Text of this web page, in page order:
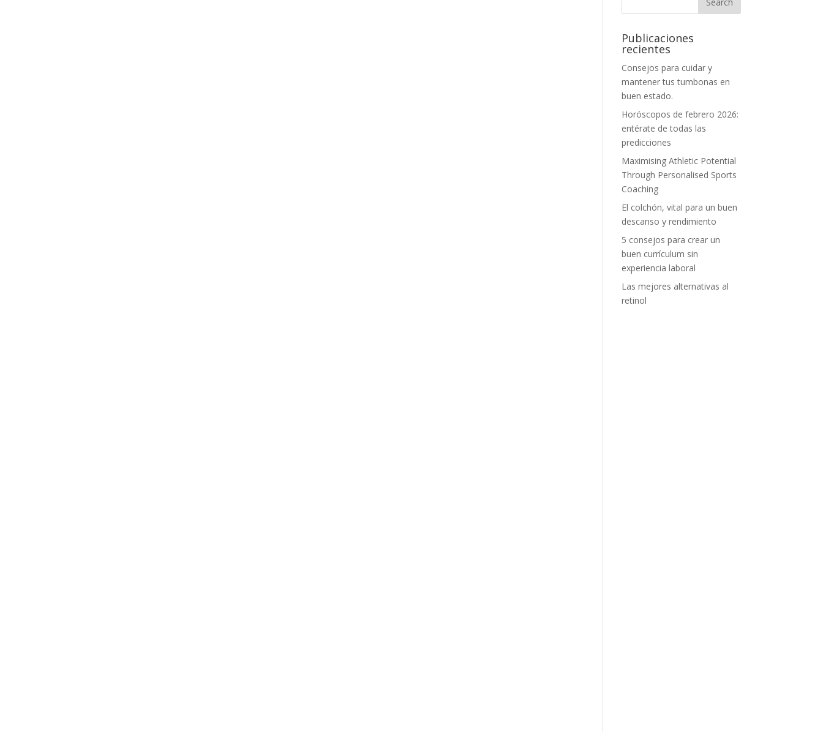
Publicaciones
recientes
Consejos para cuidar y
mantener tus tumbonas en
buen estado.
Horóscopos de febrero 2026:
entérate de todas las
predicciones
Maximising Athletic Potential
Through Personalised Sports
Coaching
El colchón, vital para un buen
descanso y rendimiento
5 consejos para crear un
buen currículum sin
experiencia laboral
Las mejores alternativas al
retinol